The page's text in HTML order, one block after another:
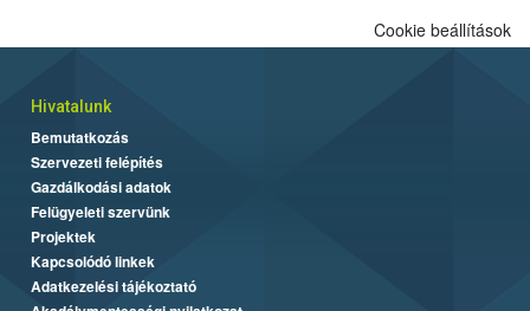
Cookie beállítások
Hivatalunk
Bemutatkozás
Szervezeti felépítés
Gazdálkodási adatok
Felügyeleti szervünk
Projektek
Kapcsolódó linkek
Adatkezelési tájékoztató